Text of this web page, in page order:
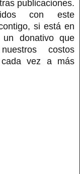
publicaciones.
con este
si está en
un donativo que
costos
vez a más